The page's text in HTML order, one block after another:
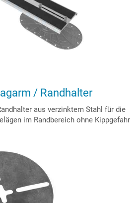
/ Randhalter
aus verzinktem Stahl für die
im Randbereich ohne Kippgefahr